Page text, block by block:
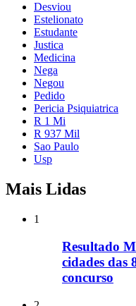
Desviou
Estelionato
Estudante
Justica
Medicina
Nega
Negou
Pedido
Pericia Psiquiatrica
R 1 Mi
R 937 Mil
Sao Paulo
Usp
Mais Lidas
1
Resultado
cidades das
concurso